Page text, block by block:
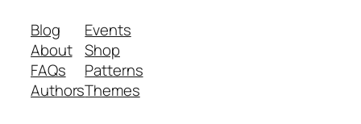
Blog
About
FAQs
Authors
Events
Shop
Patterns
Themes